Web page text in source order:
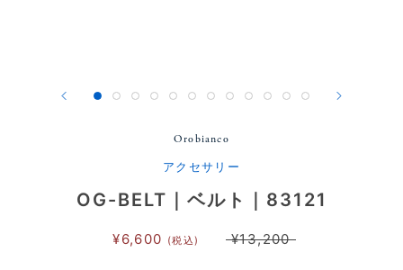
Orobianco
アクセサリー
OG-BELT｜ベルト｜83121
¥6,600 (税込) ¥13,200